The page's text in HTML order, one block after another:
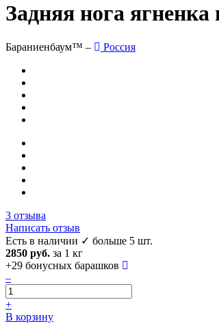
Задняя нога ягненка
Бараниенбаум™ – Россия
3 отзыва
Написать отзыв
Есть в наличии ✓ больше 5 шт.
2850 руб. за 1 кг
+29 бонусных барашков
–
+
В корзину